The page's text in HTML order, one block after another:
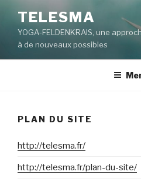
contenu
principal
TELESMA
YOGA-FELDENKRAIS, une
à de nouveaux possibles
PLAN DU SITE
http://telesma.fr/
http://telesma.fr/plan-du-site/